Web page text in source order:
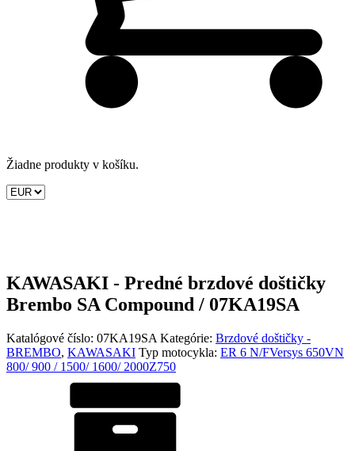
Žiadne produkty v košíku.
KAWASAKI - Predné brzdové doštičky
Brembo SA Compound / 07KA19SA
Katalógové číslo: 07KA19SA Kategórie: Brzdové doštičky -
BREMBO, KAWASAKI Typ motocykla: ER 6 N/FVersys 650VN
800/ 900 / 1500/ 1600/ 2000Z750